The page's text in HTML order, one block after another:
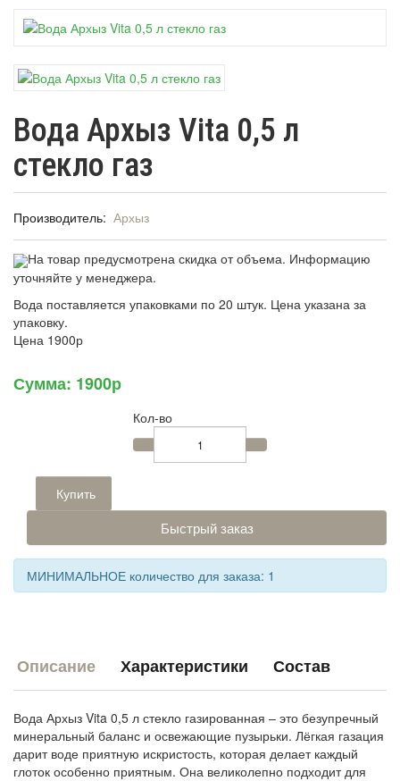
Вода Архыз Vita 0,5 л
стекло газ
Производитель: Архыз
На товар предусмотрена скидка от объема. Информацию
уточняйте у менеджера.
Вода поставляется упаковками по 20 штук. Цена указана за
упаковку.
Цена 1900р
Сумма: 1900р
Кол-во
Купить
Быстрый заказ
МИНИМАЛЬНОЕ количество для заказа: 1
Описание Характеристики Состав
Вода Архыз Vita 0,5 л стекло газированная – это безупречный
минеральный баланс и освежающие пузырьки. Лёгкая газация
дарит воде приятную искристость, которая делает каждый
глоток особенно приятным. Она великолепно подходит для